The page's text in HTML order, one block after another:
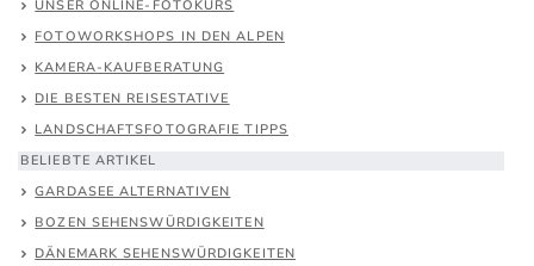
UNSER ONLINE-FOTOKURS
FOTOWORKSHOPS IN DEN ALPEN
KAMERA-KAUFBERATUNG
DIE BESTEN REISESTATIVE
LANDSCHAFTSFOTOGRAFIE TIPPS
BELIEBTE ARTIKEL
GARDASEE ALTERNATIVEN
BOZEN SEHENSWÜRDIGKEITEN
DÄNEMARK SEHENSWÜRDIGKEITEN